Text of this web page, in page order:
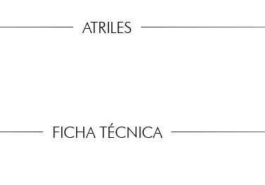
ATRILES
FICHA TÉCNICA